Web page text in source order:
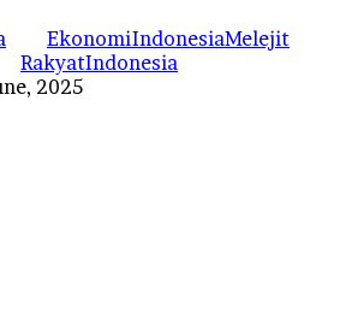
EkonomiIndonesiaMelejit
RakyatIndonesia
2025